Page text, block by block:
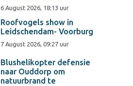
6 August 2026, 18:13 uur
Roofvogels show in
Leidschendam- Voorburg
7 August 2026, 09:27 uur
Blushelikopter defensie
naar Ouddorp om
natuurbrand te